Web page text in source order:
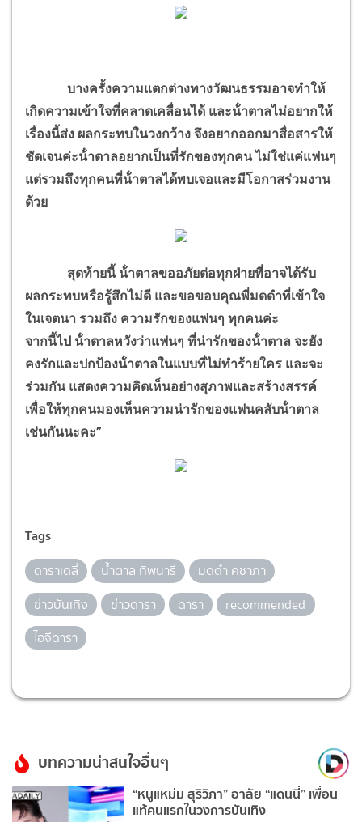
บางครั้งความแตกต่างทางวัฒนธรรมอาจทําให้
เกิดความเข้าใจที่คลาดเคลื่อนได้ และน้ําตาลไม่อยากให้
เรื่องนี้ส่ง ผลกระทบในวงกว้าง จึงอยากออกมาสื่อสารให้
ชัดเจนค่ะน้ําตาลอยากเป็นที่รักของทุกคน ไม่ใช่แค่แฟนๆ
แต่รวมถึงทุกคนที่น้ําตาลได้พบเจอและมีโอกาสร่วมงาน
ด้วย
สุดท้ายนี้ น้ําตาลขออภัยต่อทุกฝ่ายที่อาจได้รับ
ผลกระทบหรือรู้สึกไม่ดี และขอขอบคุณพี่มดดําที่เข้าใจ
ในเจตนา รวมถึง ความรักของแฟนๆ ทุกคนค่ะ
จากนี้ไป น้ําตาลหวังว่าแฟนๆ ที่น่ารักของน้ําตาล จะยัง
คงรักและปกป้องน้ําตาลในแบบที่ไม่ทําร้ายใคร และจะ
ร่วมกัน แสดงความคิดเห็นอย่างสุภาพและสร้างสรรค์
เพื่อให้ทุกคนมองเห็นความน่ารักของแฟนคลับน้ําตาล
เช่นกันนะคะ”
Tags
ดาราเดลี่ น้ำตาล ทิพนารี
มดดำ คชาภา
ข่าวบันเทิง
ข่าวดารา ดารา
recommended
ไอจีดารา
บทความน่าสนใจอื่นๆ
“หนูแหม่ม สุริวิภา” อาลัย “แดนนี่” เพื่อน
แท้คนแรกในวงการบันเทิง